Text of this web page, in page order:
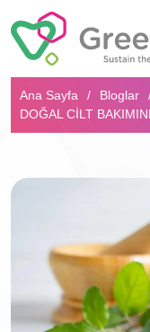
Arama...
Ana Sayfa Bloglar
DOĞAL CILT